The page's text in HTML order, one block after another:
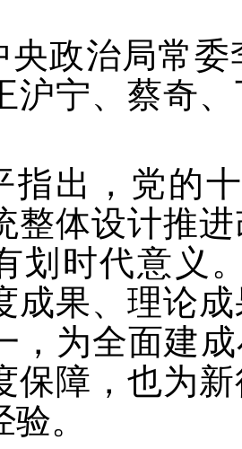
央政治局常
沪宁、蔡奇
指出，党的
整体设计推
划时代意义
成果、理论
，为全面建
保障，也为
。